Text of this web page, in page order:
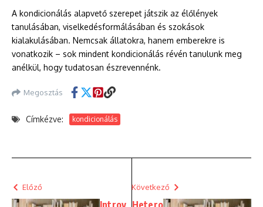
A kondicionálás alapvető szerepet játszik az élőlények
tanulásában, viselkedésformálásában és szokások
kialakulásában. Nemcsak állatokra, hanem emberekre is
vonatkozik – sok mindent kondicionálás révén tanulunk meg
anélkül, hogy tudatosan észrevennénk.
Megosztás
Címkézve: kondicionálás
Előző Következő